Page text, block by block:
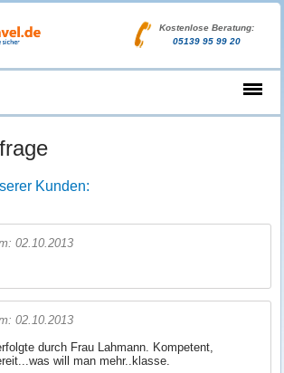
Kostenlose Beratung:
05139 95 99 20
Kunden:
02.10.2013
02.10.2013
durch Frau Lahmann. Kompetent,
will man mehr..klasse.